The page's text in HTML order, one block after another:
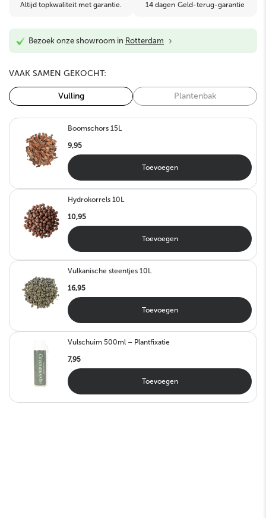
Altijd topkwaliteit met garantie. 14 dagen Geld-terug-garantie
Bezoek onze showroom in Rotterdam ›
VAAK SAMEN GEKOCHT:
Vulling Plantenbak
Boomschors 15L
9,95
Toevoegen
Hydrokorrels 10L
10,95
Toevoegen
Vulkanische steentjes 10L
16,95
Toevoegen
Vulschuim 500ml – Plantfixatie
7,95
Toevoegen